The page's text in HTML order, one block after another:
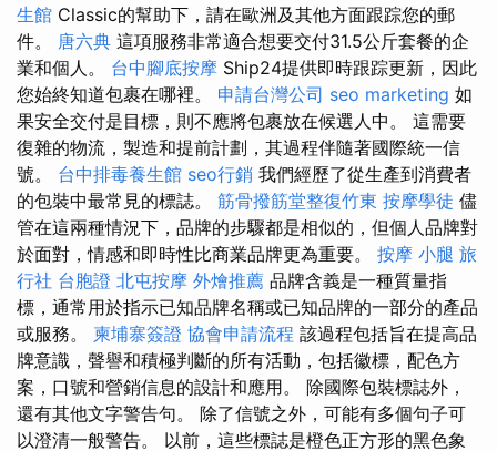
生館 Classic的幫助下，請在歐洲及其他方面跟踪您的郵
件。 唐六典 這項服務非常適合想要交付31.5公斤套餐的企
業和個人。 台中腳底按摩 Ship24提供即時跟踪更新，因此
您始終知道包裹在哪裡。 申請台灣公司 seo marketing 如
果安全交付是目標，則不應將包裹放在候選人中。 這需要
復雜的物流，製造和提前計劃，其過程伴隨著國際統一信
號。 台中排毒養生館 seo行銷 我們經歷了從生產到消費者
的包裝中最常見的標誌。 筋骨撥筋堂整復竹東 按摩學徒 儘
管在這兩種情況下，品牌的步驟都是相似的，但個人品牌對
於面對，情感和即時性比商業品牌更為重要。 按摩 小腿 旅
行社 台胞證 北屯按摩 外燴推薦 品牌含義是一種質量指
標，通常用於指示已知品牌名稱或已知品牌的一部分的產品
或服務。 柬埔寨簽證 協會申請流程 該過程包括旨在提高品
牌意識，聲譽和積極判斷的所有活動，包括徽標，配色方
案，口號和營銷信息的設計和應用。 除國際包裝標誌外，
還有其他文字警告句。 除了信號之外，可能有多個句子可
以澄清一般警告。 以前，這些標誌是橙色正方形的黑色象